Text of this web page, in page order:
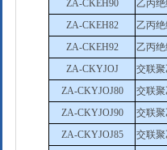
ZA-CKEH90
乙丙
ZA-CKEH82
乙丙
ZA-CKEH92
乙丙
ZA-CKYJOJ
交联
ZA-CKYJOJ80
交联
ZA-CKYJOJ90
交联
ZA-CKYJOJ85
交联